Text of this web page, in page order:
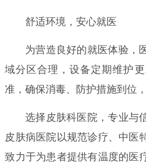
舒适环境，安心就医
为营造良好的就医体验，
域分区合理，设备定期维护
准，确保消毒、防护措施到位
选择皮肤科医院，专业与
皮肤病医院以规范诊疗、中医
致力于为患者提供有温度的医